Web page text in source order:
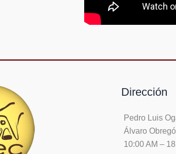
Dirección
Pedro Luis
Álvaro
10:00 AM –